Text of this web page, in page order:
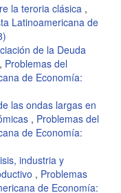
la teroria clásica ,
Latinoamericana de
de la Deuda
, Problemas del
de Economía:
las ondas largas en
, Problemas del
de Economía:
industria y
, Problemas
de Economía: